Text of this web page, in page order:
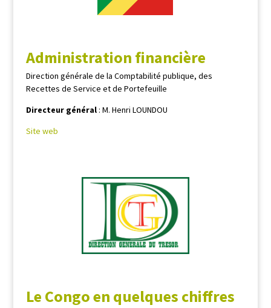
Administration financière
Direction générale de la Comptabilité publique, des
Recettes de Service et de Portefeuille
Directeur général: M. Henri LOUNDOU
Site web
Le Congo en quelques chiffres